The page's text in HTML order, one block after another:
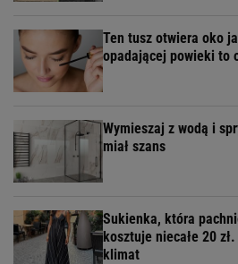
Ten tusz otwiera oko
opadającej powieki to
Wymieszaj z wodą i
miał szans
Sukienka, która
kosztuje niecałe 20
klimat